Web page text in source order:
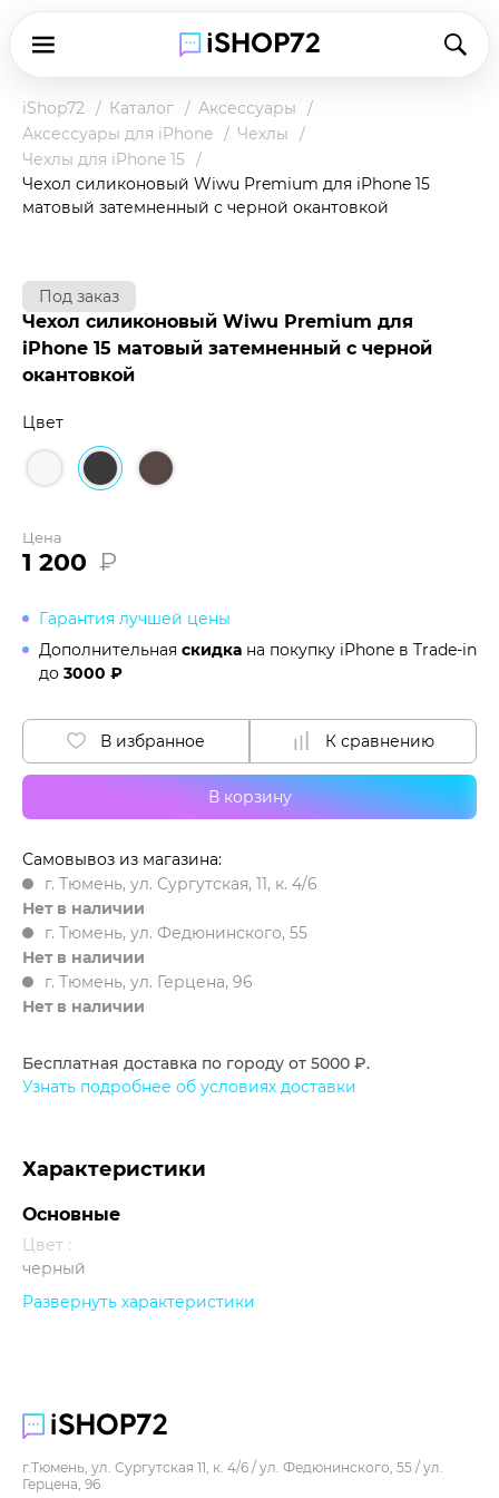
iShop72 Каталог
Аксессуары
Аксессуары для iPhone
Чехлы
Чехлы для iPhone 15
Чехол силиконовый Wiwu Premium для iPhone 15
матовый затемненный с черной окантовкой
Под заказ
Чехол силиконовый Wiwu Premium для
iPhone 15 матовый затемненный с черной
окантовкой
Цвет
Цена
1 200 ₽
Гарантия лучшей цены
Дополнительная скидка на покупку iPhone в Trade-in
до 3000 ₽
В корзину
В избранное К сравнению
Самовывоз из магазина:
г. Тюмень, ул. Сургутская, 11, к. 4/6
Нет в наличии
г. Тюмень, ул. Федюнинского, 55
Нет в наличии
г. Тюмень, ул. Герцена, 96
Нет в наличии
Бесплатная доставка по городу от 5000 ₽.
Узнать подробнее об условиях доставки
Характеристики
Основные
Цвет :
черный
Прочее
Развернуть характеристики
г.Тюмень, ул. Сургутская 11, к. 4/6 / ул. Федюнинского, 55 / ул.
Герцена, 96